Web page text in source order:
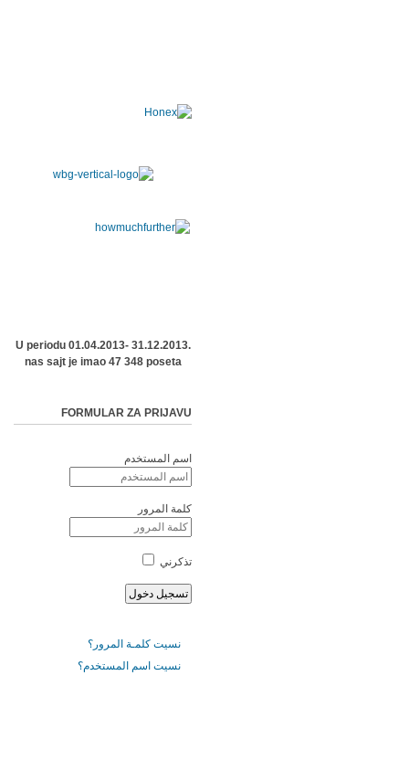
U periodu 01.04.2013- 31.12.2013.
nas sajt je imao 47 348 poseta
FORMULAR ZA PRIJAVU
اسم المستخدم
كلمة المرور
تذكرني
نسيت كلمـة المرور؟
نسيت اسم المستخدم؟